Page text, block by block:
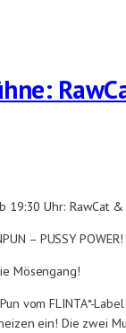
19:30 Uhr: RawCat &
– PUSSY POWER!
Mösengang!
vom FLINTA*-
ein! Die zwei